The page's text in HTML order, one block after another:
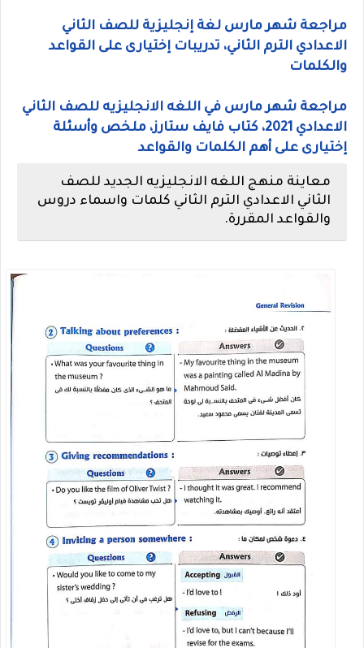
مراجعة شهر مارس لغة إنجليزية للصف الثاني
الاعدادي الترم الثاني، تدريبات إختيارى على القواعد
والكلمات
مراجعة شهر مارس في اللغه الانجليزيه للصف الثاني
الاعدادي 2021، كتاب فايف ستارز، ملخص وأسئلة
إختيارى على أهم الكلمات والقواعد
معاينة منهج اللغه الانجليزيه الجديد للصف
الثاني الاعدادي الترم الثاني كلمات واسماء دروس
والقواعد المقررة.